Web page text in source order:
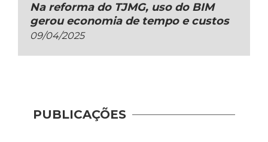
Na reforma do TJMG, uso do BIM
gerou economia de tempo e custos
09/04/2025
PUBLICAÇÕES